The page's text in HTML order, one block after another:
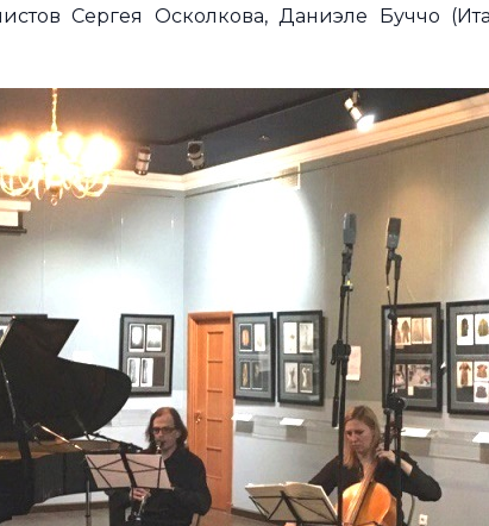
Сергея Осколкова, Даниэле Буччо